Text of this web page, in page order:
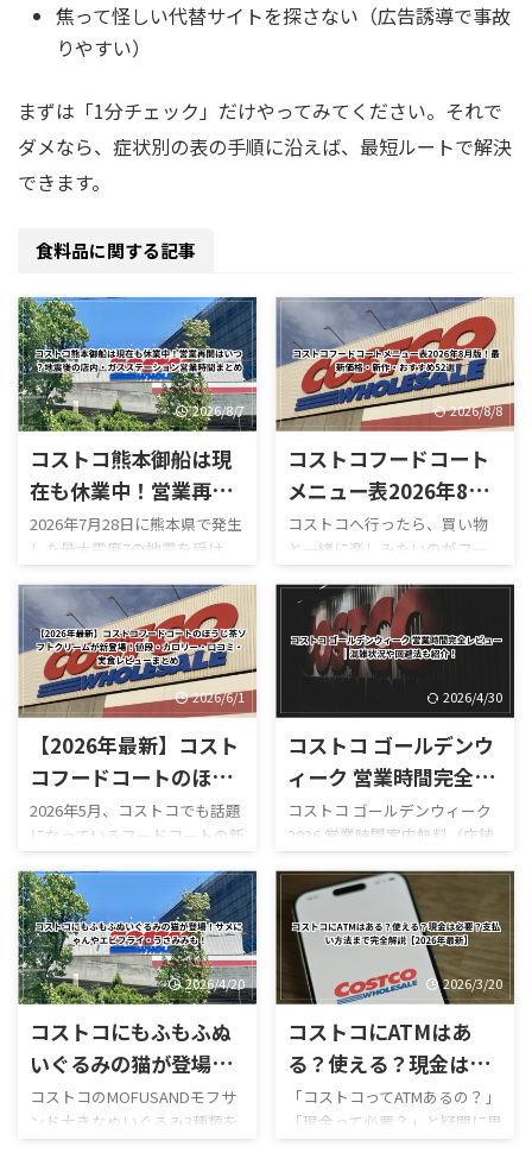
焦って怪しい代替サイトを探さない（広告誘導で事故
りやすい）
まずは「1分チェック」だけやってみてください。それで
ダメなら、症状別の表の手順に沿えば、最短ルートで解決
できます。
食料品に関する記事
2026/8/7
コストコ熊本御船は現
在も休業中！営業再開
はいつ？地震後の店
内・ガスステーション
営業時間まとめ
2026年7月28日に熊本県で発生
した最大震度7の地震を受け、
コストコ熊本御船倉庫店は現
在も臨時休業しています。
「今日コストコ熊本はやって
る？」 「営業再開はいつ？」
「店内はどうなっている？」
「ガソリンだけ入れられ
る？」 「フードコートは使え
る？」 と気になっている人も
多いのではないでしょうか。
点では熊本御船倉庫店の売り
場は営業再開しておらず、再開
日も正式発表されていませ
ん。 一方で、併設するガスス
テーションは7月29日から営業
を再開しており、午前9時～午
後8時で営業し ...
2026/8/8
コストコフードコート
メニュー表2026年8月
版！最新価格・新作・
おすすめ52選
コストコへ行ったら、買い物
と一緒に楽しみたいのがフー
ドコートです。 180円のホット
ドッグをはじめ、巨大なピザ
やプルコギベイク、ソフトクリ
ーム、季節限定スムージーな
ど、コストコならではのボリュ
ーム満点メニューが並んでいま
す。 しかも2026年は新作がか
なり豊富。 現在は、 サーモン
ポキロール ボロネーゼポテト
セージカルッツォーネ クロワ
ッサンハム＆チーズ ほうじ茶
ソフトクリーム カンタロープ
メロンスムージー など、以前
にはなかったメニューも登場
しています。2026年8月3日に
2026/6/1
【2026年最新】コスト
コフードコートのほう
じ茶ソフトクリームが
新登場！値段・カロリ
ー・口コミ・実食レビ
ューまとめ
2026年5月、コストコでも話題
になっているフードコートの新
作スイーツ「ほうじ茶ソフト
クリーム」が登場しました！
ほうじ茶好きにはたまらない
和スイーツで、販売開始直後か
らSNSでも話題になっていま
す。 今回は実際に食べた感想
をもとに、 値段 カロリー予想
味の特徴 ミックスとの違い 口
コミ評判 おすすめ度 まで徹底
ている方はぜひ参考にしてく
ださい。 写真付きのレビュー
2026/4/30
コストコ ゴールデンウ
ィーク 営業時間完全レ
ビュー｜混雑状況や回
避法も紹介！
コストコ ゴールデンウィーク
2026 営業時間案内無料（店舗
利用時）／デリバリーは別途
送料ありGW2026-COSTCO-01
GWゴールデンウィーク期間中
のコストコ営業時間と混雑状
況について詳しくはこちら GW
ゴールデンウィーク期間中の
お買い得コストコ割引セール
商品一覧はこちら GWゴールデ
ンウィーク期間中のコストコ
がゴールデンウィークにコス
トコを訪れるのは毎年の楽し
2026/4/20
コストコにもふもふぬ
いぐるみの猫が登場！
サメにゃんやエビフラ
イ・うさみみも！
コストコのMOFUSANDモフサ
ンド大きなぬいぐるみ3種類を
徹底解説｜値段・種類・口コ
2026/3/20
コストコにATMはあ
る？使える？現金は必
要？支払い方法まで完
全解説【2026年最新】
「コストコってATMあるの？」
「現金って必要？」と疑問に思
ったことはありませんか？ 結